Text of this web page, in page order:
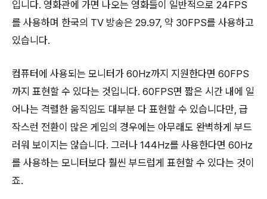
입니다. 영화관에 가면 나오는 영화들이 일반적으로 24FPS
를 사용하며 한국의 TV 방송은 29.97, 약 30FPS를 사용하고
있습니다.
컴퓨터에 사용되는 모니터가 60Hz까지 지원한다면 60FPS
까지 표현할 수 있다는 것입니다. 60FPS면 짧은 시간 내에 일
어나는 격렬한 움직임도 대부분 다 표현할 수 있습니다만, 급
작스런 전환이 많은 게임의 경우에는 아무래도 완벽하게 부드
러워 보이지는 않습니다. 그러나 144Hz를 사용한다면 60Hz
를 사용하는 모니터보다 훨씬 부드럽게 표현할 수 있다는 것이
죠.